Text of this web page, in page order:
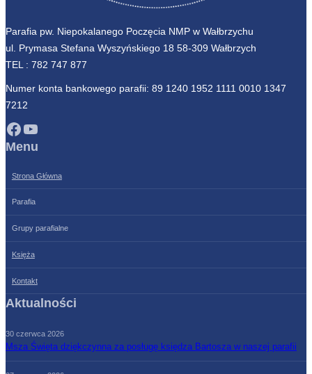
Parafia pw. Niepokalanego Poczęcia NMP w Wałbrzychu
ul. Prymasa Stefana Wyszyńskiego 18 58-309 Wałbrzych
TEL : 782 747 877
Numer konta bankowego parafii: 89 1240 1952 1111 0010 1347
7212
Facebook YouTube
Menu
Strona Główna
Parafia
Grupy parafialne
Księża
Kontakt
Aktualności
30 czerwca 2026
Msza Święta dziękczynna za posługę księdza Bartosza w naszej parafii